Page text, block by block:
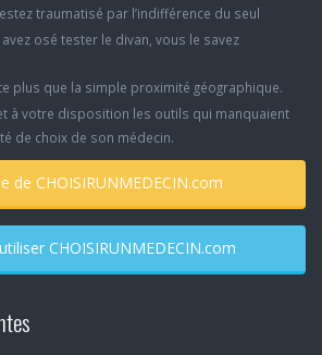
traumatisé par l’indifférence du seul
osé tester le divan, vous le savez
plus que la simple proximité géographique.
à votre disposition les outils qui manquaient
de choix de son médecin.
Le rôle de CHOISIRUNMEDECIN.com
Quand utiliser CHOISIRUNMEDECIN.com